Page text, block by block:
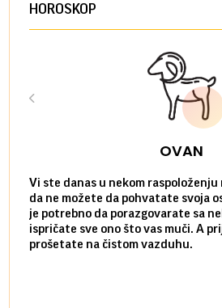
HOROSKOP
OVAN
Vi ste danas u nekom raspoloženju
da ne možete da pohvatate svoja
je potrebno da porazgovarate sa
ispričate sve ono što vas muči. A
prošetate na čistom vazduhu.